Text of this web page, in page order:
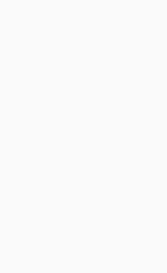
и более групп
kruskal-wallis-
порядковому
Краскелом